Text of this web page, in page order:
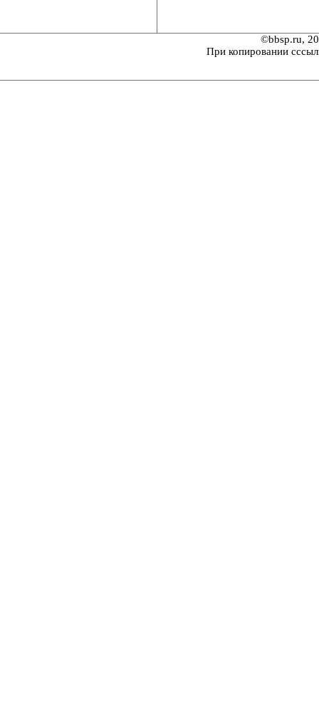
©bbsp.ru,
При копировании